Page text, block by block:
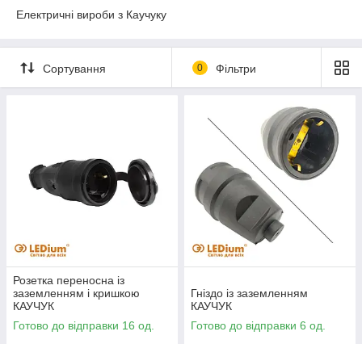
Електричні вироби з Каучуку
Сортування 0 Фільтри
Розетка переносна із
заземленням і кришкою
КАУЧУК
Готово до відправки 16 од.
Гніздо із заземленням
КАУЧУК
Готово до відправки 6 од.